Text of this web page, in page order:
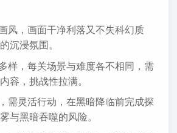
风，画面干净利落又不失科幻质
沉浸氛围。
样，每关场景与难度各不相同，需
容，挑战性拉满。
需灵活行动，在黑暗降临前完成探
与黑暗吞噬的风险。